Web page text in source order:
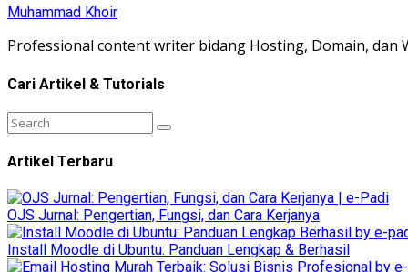
Muhammad Khoir
Professional content writer bidang Hosting, Domain, dan
Cari Artikel & Tutorials
Artikel Terbaru
OJS Jurnal: Pengertian, Fungsi, dan Cara Kerjanya
Install Moodle di Ubuntu: Panduan Lengkap & Berhasil